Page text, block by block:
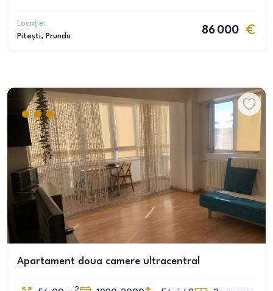
Locație:
Pitești, Prundu
86 000
Apartament doua camere ultracentral